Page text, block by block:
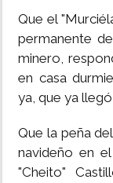
DEPORTES
MUNDO
INSÓLITAS
MULTIMEDIA
Que el
permanente
minero,
en casa
ya, que ya
Que la peña
navideño en
"Cheito"